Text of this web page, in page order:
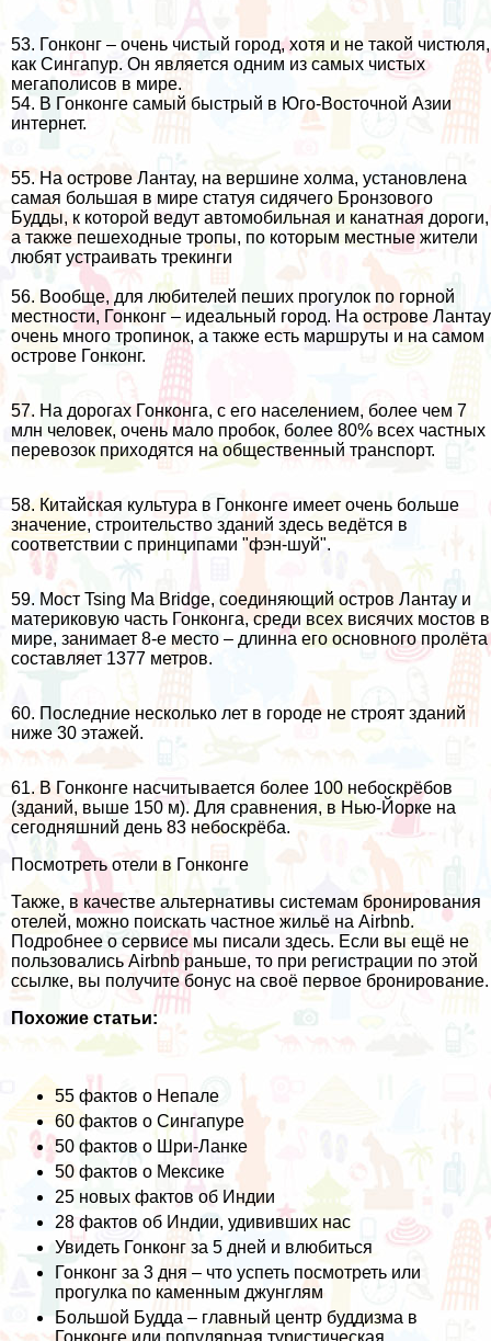
53. Гонконг – очень чистый город, хотя и не такой чистюля,
как Сингапур. Он является одним из самых чистых
мегаполисов в мире.
54. В Гонконге самый быстрый в Юго-Восточной Азии
интернет.
55. На острове Лантау, на вершине холма, установлена
самая большая в мире статуя сидячего Бронзового
Будды, к которой ведут автомобильная и канатная дороги,
а также пешеходные тропы, по которым местные жители
любят устраивать трекинги
56. Вообще, для любителей пеших прогулок по горной
местности, Гонконг – идеальный город. На острове Лантау
очень много тропинок, а также есть маршруты и на самом
острове Гонконг.
57. На дорогах Гонконга, с его населением, более чем 7
млн человек, очень мало пробок, более 80% всех частных
перевозок приходятся на общественный транспорт.
58. Китайская культура в Гонконге имеет очень больше
значение, строительство зданий здесь ведётся в
соответствии с принципами "фэн-шуй".
59. Мост Tsing Ma Bridge, соединяющий остров Лантау и
материковую часть Гонконга, среди всех висячих мостов в
мире, занимает 8-е место – длинна его основного пролёта
составляет 1377 метров.
60. Последние несколько лет в городе не строят зданий
ниже 30 этажей.
61. В Гонконге насчитывается более 100 небоскрёбов
(зданий, выше 150 м). Для сравнения, в Нью-Йорке на
сегодняшний день 83 небоскрёба.
Посмотреть отели в Гонконге
Также, в качестве альтернативы системам бронирования
отелей, можно поискать частное жильё на Airbnb.
Подробнее о сервисе мы писали здесь. Если вы ещё не
пользовались Airbnb раньше, то при регистрации по этой
ссылке, вы получите бонус на своё первое бронирование.
Похожие статьи:
55 фактов о Непале
60 фактов о Сингапуре
50 фактов о Шри-Ланке
50 фактов о Мексике
25 новых фактов об Индии
28 фактов об Индии, удививших нас
Увидеть Гонконг за 5 дней и влюбиться
Гонконг за 3 дня – что успеть посмотреть или
прогулка по каменным джунглям
Большой Будда – главный центр буддизма в
Гонконге или популярная туристическая